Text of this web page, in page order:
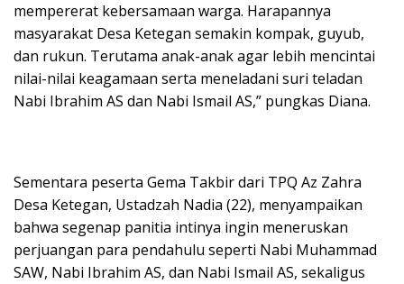
mempererat kebersamaan warga. Harapannya
masyarakat Desa Ketegan semakin kompak, guyub,
dan rukun. Terutama anak-anak agar lebih mencintai
nilai-nilai keagamaan serta meneladani suri teladan
Nabi Ibrahim AS dan Nabi Ismail AS,” pungkas Diana.
Sementara peserta Gema Takbir dari TPQ Az Zahra
Desa Ketegan, Ustadzah Nadia (22), menyampaikan
bahwa segenap panitia intinya ingin meneruskan
perjuangan para pendahulu seperti Nabi Muhammad
SAW, Nabi Ibrahim AS, dan Nabi Ismail AS, sekaligus